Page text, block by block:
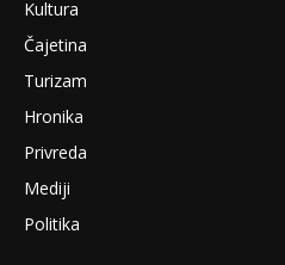
Kultura
Čajetina
Turizam
Hronika
Privreda
Mediji
Politika